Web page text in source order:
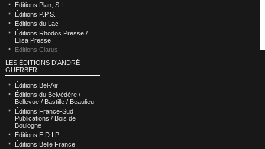
Éditions Plan, S.I.
Éditions P.P.S.
Éditions du Lac
Éditions Rhodos Presse /
Elisa Presse
Éditions Clarus
LES ÉDITIONS D’ANDRÉ
GUERBER
Éditions Bel-Air
Éditions du Belvédère /
Bellevue / Bastille / Beaulieu
Éditions France-Sud
Publications / Bois de
Boulogne
Éditions E.D.I.P.
Éditions Belle France